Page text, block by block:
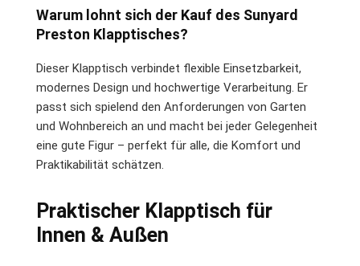
Warum lohnt sich der Kauf des Sunyard
Preston Klapptisches?
Dieser Klapptisch verbindet flexible Einsetzbarkeit,
modernes Design und hochwertige Verarbeitung. Er
passt sich spielend den Anforderungen von Garten
und Wohnbereich an und macht bei jeder Gelegenheit
eine gute Figur – perfekt für alle, die Komfort und
Praktikabilität schätzen.
Praktischer Klapptisch für
Innen & Außen